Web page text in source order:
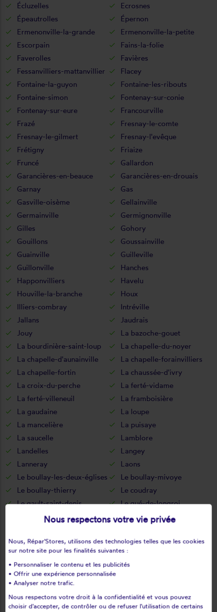
Écluzelles
Ecrosnes
Épeautrolles
Épernon
Ermenonville-la-grande
Ermenonville-la-petite
Escorpain
Fains-la-folie
Faverolles
Favières
Fessanvilliers-mattanvillier
Flacey
Fontaine-la-guyon
Fontaine-les-ribouts
Fontaine-simon
Fontenay-sur-conie
Fontenay-sur-eure
Francourville
Frazé
Fresnay-le-comte
Fresnay-le-gilmert
Fresnay-l'evêque
Frétigny
Friaize
Fruncé
Gallardon
Garancières-en-beauce
Garancières-en-drouais
Garnay
Gas
Gasville-oisème
Gellainville
Germainville
Germignonville
Gilles
Gohory
Gouillons
Goussainville
Guainville
Guilleville
Guillonville
Hanches
Happonvilliers
Havelu
Houville-la-branche
Houx
Illiers-combray
Intréville
Jallans
Jaudrais
Jouy
La bazoche-gouet
La bourdinière-saint-loup
La chapelle-du-noyer
La chapelle-d'aunainville
La chapelle-forainvilliers
La chapelle-fortin
La chaussée-d'ivry
La croix-du-perche
La ferté-vidame
La ferté-villeneuil
La framboisière
La gaudaine
La loupe
La mancelière
La puisaye
La saucelle
Lamblore
Landelles
Langey
Lanneray
Laons
Le boullay-les-deux-églises
Le boullay-mivoye
Le boullay-thierry
Le coudray
Le gault-saint-denis
Le gué-de-longroi
Le mesnil-simon
Le thieulin
Les autels-villevillon
Les châtelets
Les châtelliers-notre-dame
Les corvées-les-yys
Les etilleux
Les pinthières
Léthuin
Levainville
Lèves
Levesville-la-chenard
Nous respectons votre vie privée
Nous, Répar'Stores, utilisons des technologies telles que les cookies
sur notre site pour les finalités suivantes :
• Personnaliser le contenu et les publicités
• Offrir une expérience personnalisée
• Analyser notre trafic.
Nous respectons votre droit à la confidentialité et vous pouvez
choisir d'accepter, de contrôler ou de refuser l'utilisation de certains